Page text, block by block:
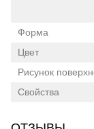
Форма
Цвет
Рисунок
Свойства